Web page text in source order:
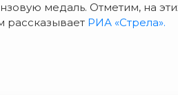
медаль. Отметим, на
рассказывает РИА «Стрела».